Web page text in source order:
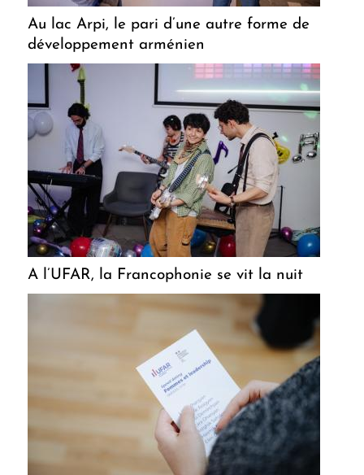
Au lac Arpi, le pari d’une autre forme de
développement arménien
A l’UFAR, la Francophonie se vit la nuit